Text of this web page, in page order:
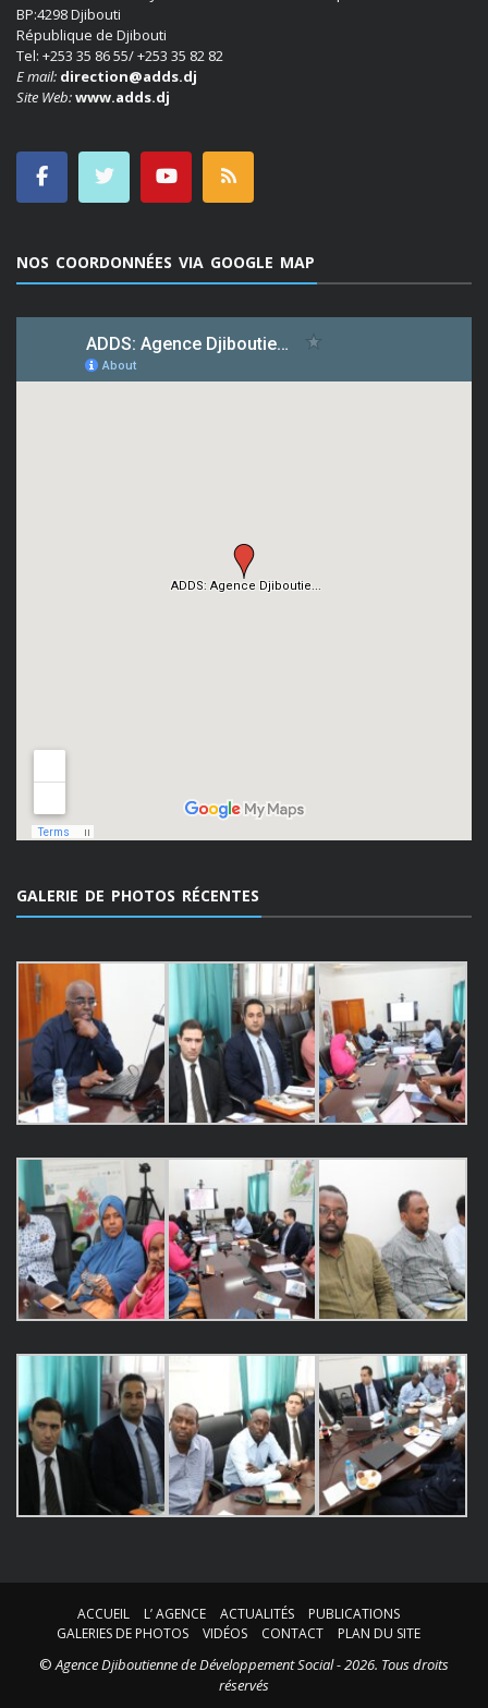
BP:4298 Djibouti
République de Djibouti
Tel: +253 35 86 55/ +253 35 82 82
E mail: direction@adds.dj
Site Web:www.adds.dj
NOS COORDONNÉES VIA GOOGLE MAP
GALERIE DE PHOTOS RÉCENTES
ACCUEIL L’ AGENCE ACTUALITÉS
PUBLICATIONS
GALERIES DE PHOTOS
VIDÉOS CONTACT PLAN DU SITE
©Agence Djiboutienne de Développement Social - 2026. Tous droits
réservés